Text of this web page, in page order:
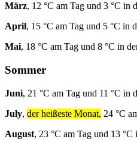
März, 12 °C am Tag und 3 °C in
April, 15 °C am Tag und 5 °C in
Mai, 18 °C am Tag und 8 °C in
Sommer
Juni, 21 °C am Tag und 11 °C in
July, der heißeste Monat, 24 °C
August, 23 °C am Tag und 13